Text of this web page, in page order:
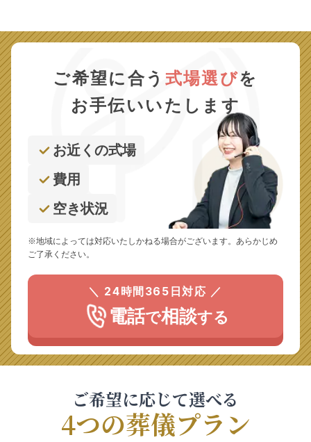
ご希望に合う 式場選びを
お手伝いいたします
お近くの式場
費用
空き状況
※地域によっては対応いたしかねる場合がございます。あらかじめ
ご了承ください。
＼ 24時間365日対応 ／
電話で相談する
ご希望に応じて選べる
4つの葬儀プラン